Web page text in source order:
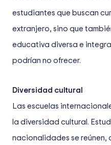
estudiantes que buscan
extranjero, sino que
educativa diversa e
podrían no ofrecer.
Diversidad cultural
Las escuelas
la diversidad cultural.
nacionalidades se